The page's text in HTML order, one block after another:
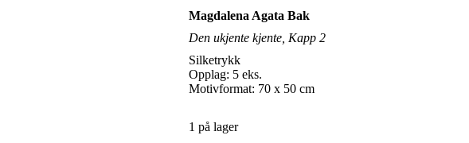
Magdalena Agata Bak
Den ukjente kjente, Kapp 2
Silketrykk
Opplag: 5 eks.
Motivformat: 70 x 50 cm
1 på lager